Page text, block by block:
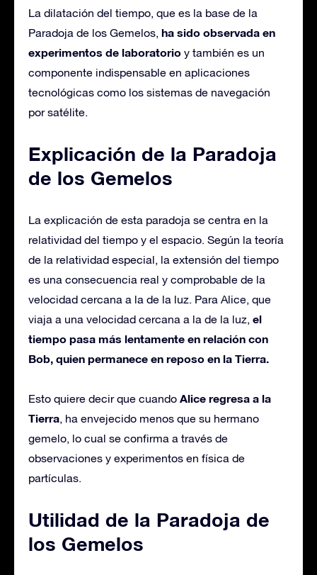
La dilatación del tiempo, que es la base de la
Paradoja de los Gemelos, ha sido observada en
experimentos de laboratorio y también es un
componente indispensable en aplicaciones
tecnológicas como los sistemas de navegación
por satélite.
Explicación de la Paradoja
de los Gemelos
La explicación de esta paradoja se centra en la
relatividad del tiempo y el espacio. Según la teoría
de la relatividad especial, la extensión del tiempo
es una consecuencia real y comprobable de la
velocidad cercana a la de la luz. Para Alice, que
viaja a una velocidad cercana a la de la luz, el
tiempo pasa más lentamente en relación con
Bob, quien permanece en reposo en la Tierra.
Esto quiere decir que cuando Alice regresa a la
Tierra, ha envejecido menos que su hermano
gemelo, lo cual se confirma a través de
observaciones y experimentos en física de
partículas.
Utilidad de la Paradoja de
los Gemelos